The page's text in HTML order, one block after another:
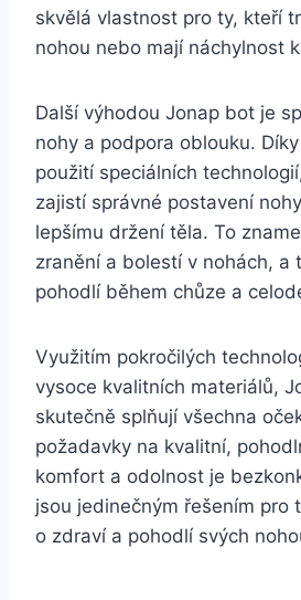
skvělá vlastnost pro ​ty, kteří
nohou nebo mají náchylnost
Další výhodou‍ Jonap bot je
nohy a podpora oblouku.
⁢použití speciálních
zajistí správné ⁣postavení
lepšímu držení těla. To
zranění a bolestí v nohách, a
pohodlí během chůze a
Využitím pokročilých
vysoce kvalitních materiálů,
skutečně splňují ⁣všechna
‍požadavky na‍ kvalitní,
komfort a odolnost je
jsou jedinečným řešením pro
‌o‌ zdraví a pohodlí⁤ svých